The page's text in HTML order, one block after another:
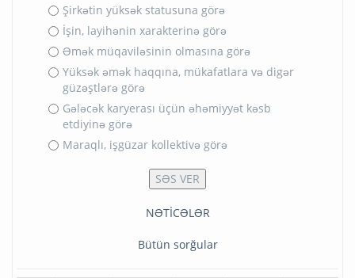
Şirkətin yüksək statusuna görə
İşin, layihənin xarakterinə görə
Əmək müqaviləsinin olmasına görə
Yüksək əmək haqqına, mükafatlara və digər
güzəştlərə görə
Gələcək karyerası üçün əhəmiyyət kəsb
etdiyinə görə
Maraqlı, işgüzar kollektivə görə
NƏTİCƏLƏR
Bütün sorğular